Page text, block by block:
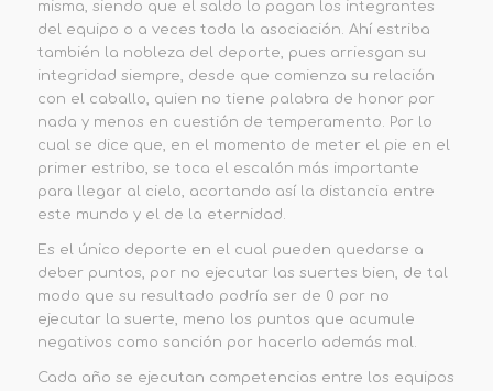
misma, siendo que el saldo lo pagan los integrantes
del equipo o a veces toda la asociación. Ahí estriba
también la nobleza del deporte, pues arriesgan su
integridad siempre, desde que comienza su relación
con el caballo, quien no tiene palabra de honor por
nada y menos en cuestión de temperamento. Por lo
cual se dice que, en el momento de meter el pie en el
primer estribo, se toca el escalón más importante
para llegar al cielo, acortando así la distancia entre
este mundo y el de la eternidad.
Es el único deporte en el cual pueden quedarse a
deber puntos, por no ejecutar las suertes bien, de tal
modo que su resultado podría ser de 0 por no
ejecutar la suerte, meno los puntos que acumule
negativos como sanción por hacerlo además mal.
Cada año se ejecutan competencias entre los equipos